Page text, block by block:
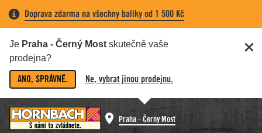
Doprava zdarma na všechny balíky od 1 500 Kč
Je Praha - Černý Most skutečně vaše
prodejna?
ANO, SPRÁVNĚ. Ne, vybrat jinou prodejnu.
Praha - Černý Most